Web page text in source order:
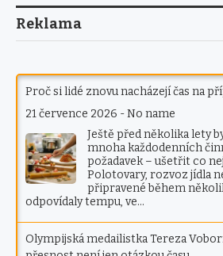
Proč si lidé znovu nacházejí čas na
21 července 2026 -No name
Ještě před několika lety
mnoha každodenních
požadavek – ušetřit co
Polotovary, rozvoz jídla
připravené během
odpovídaly tempu, ve…
Olympijská medailistka Tereza
Reklama